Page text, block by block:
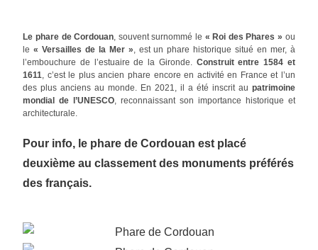
Le phare de Cordouan, souvent surnommé le « Roi des Phares » ou
le« Versailles de la Mer », est un phare historique situé en mer, à
l’embouchure de l’estuaire de la Gironde. Construit entre 1584 et
1611, c’est le plus ancien phare encore en activité en France et l’un
des plus anciens au monde. En 2021, il a été inscrit au patrimoine
mondial de l’UNESCO, reconnaissant son importance historique et
architecturale.
Pour info, le phare de Cordouan est placé
deuxième au classement des monuments préférés
des français.